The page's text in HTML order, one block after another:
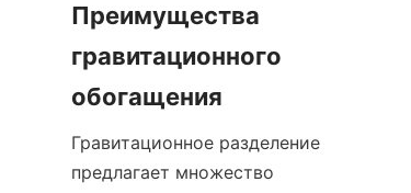
Преимущества
гравитационного
обогащения
Гравитационное разделение
предлагает множество